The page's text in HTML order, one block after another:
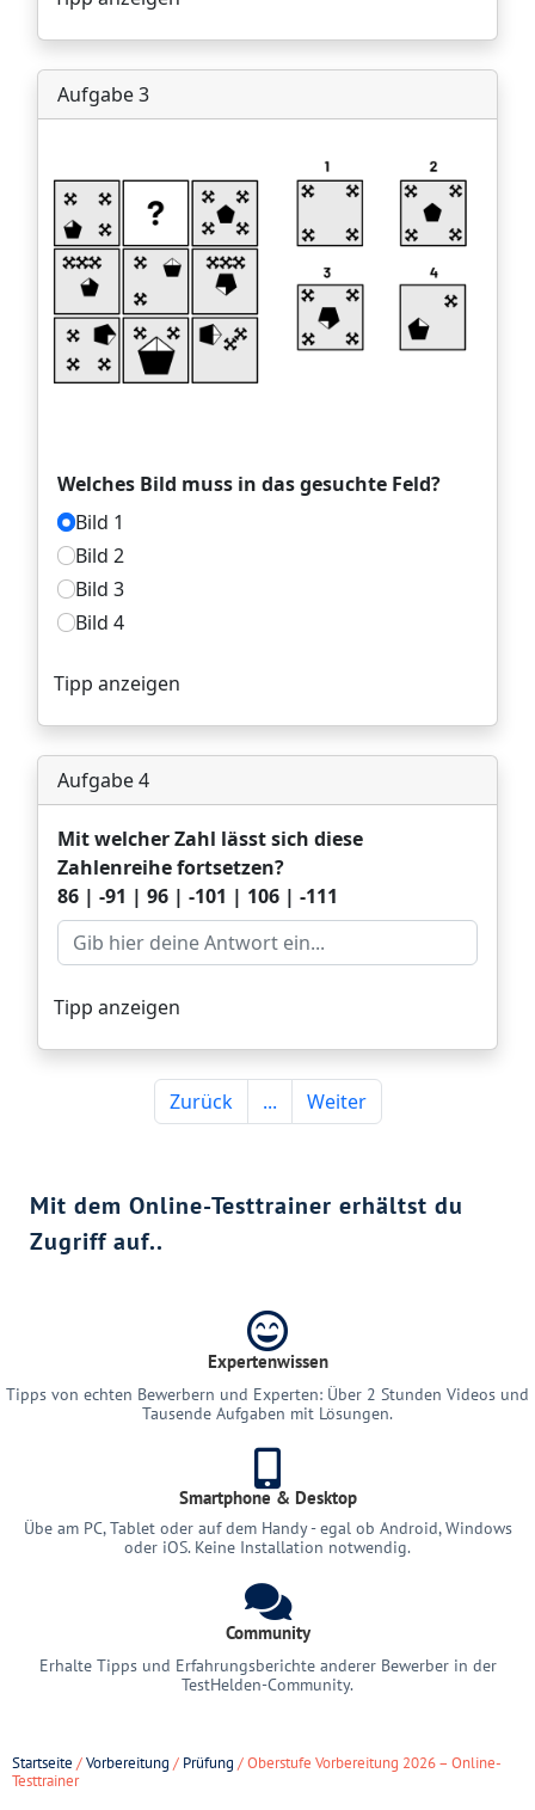
Mit dem Online-Testtrainer erhältst du
Zugriff auf..
Expertenwissen
Tipps von echten Bewerbern und Experten: Über 2 Stunden Videos und
Tausende Aufgaben mit Lösungen.
Smartphone & Desktop
Übe am PC, Tablet oder auf dem Handy - egal ob Android, Windows
oder iOS. Keine Installation notwendig.
Community
Erhalte Tipps und Erfahrungsberichte anderer Bewerber in der
TestHelden-Community.
Startseite /Vorbereitung / Prüfung / Oberstufe Vorbereitung 2026 – Online-
Testtrainer